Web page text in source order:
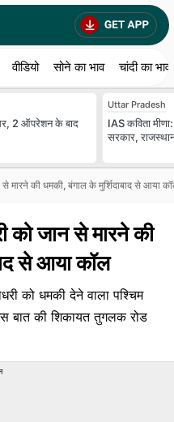
वीडियो सोने का भाव चांदी का भाव
2 ऑपरेशन के बाद
Uttar Pradesh
IAS कविता
सरकार, राजस्थान
मारने की धमकी, बंगाल के मुर्शिदाबाद से आया
को जान से मारने की
से आया कॉल
को धमकी देने वाला पश्चिम
बात की शिकायत तुगलक रोड